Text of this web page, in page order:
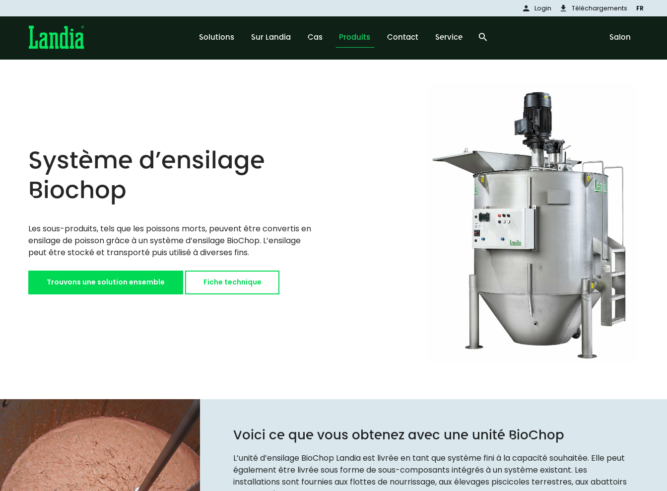
Solutions Sur Landia Cas Produits Contact Service search Salon
person Login download Téléchargements FR
Système d’ensilage
Biochop
Les sous-produits, tels que les poissons morts, peuvent être convertis en
ensilage de poisson grâce à un système d’ensilage BioChop. L’ensilage
peut être stocké et transporté puis utilisé à diverses fins.
Trouvons une solution ensemble Fiche technique
Voici ce que vous obtenez avec une unité BioChop
L’unité d’ensilage BioChop Landia est livrée en tant que système fini à la capacité souhaitée. Elle peut
également être livrée sous forme de sous-composants intégrés à un système existant. Les
installations sont fournies aux flottes de nourrissage, aux élevages piscicoles terrestres, aux abattoirs